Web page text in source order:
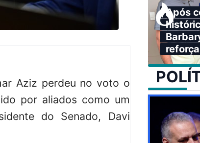
Aziz perdeu no voto o
por aliados como um
do Senado, Davi
Após